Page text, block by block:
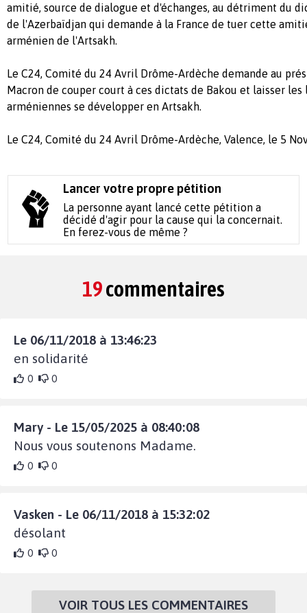
amitié, source de dialogue et d'échanges, au détriment du
de l'Azerbaïdjan qui demande à la France de tuer cette
arménien de l'Artsakh.
Le C24, Comité du 24 Avril Drôme-Ardèche demande au
Macron de couper court à ces dictats de Bakou et laisser
arméniennes se développer en Artsakh.
Le C24, Comité du 24 Avril Drôme-Ardèche, Valence, le 5
Lancer votre propre pétition
La personne ayant lancé cette pétition a
décidé d'agir pour la cause qui la concernait.
En ferez-vous de même ?
19commentaires
Le 06/11/2018 à 13:46:23
en solidarité
0 0
Mary - Le 15/05/2025 à 08:40:08
Nous vous soutenons Madame.
0 0
Vasken - Le 06/11/2018 à 15:32:02
désolant
0 0
VOIR TOUS LES COMMENTAIRES